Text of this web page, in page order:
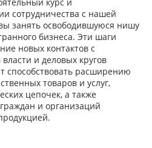
сотрудничества с нашей
занять освободившуюся нишу
бизнеса. Эти шаги
новых контактов с
и деловых кругов
способствовать расширению
товаров и услуг,
цепочек, а также
и организаций